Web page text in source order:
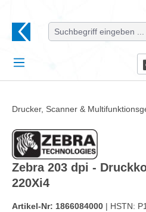
Drucker, Scanner &
Zebra 203 dpi -
220Xi4
Artikel-Nr: 1866084000 | HSTN: